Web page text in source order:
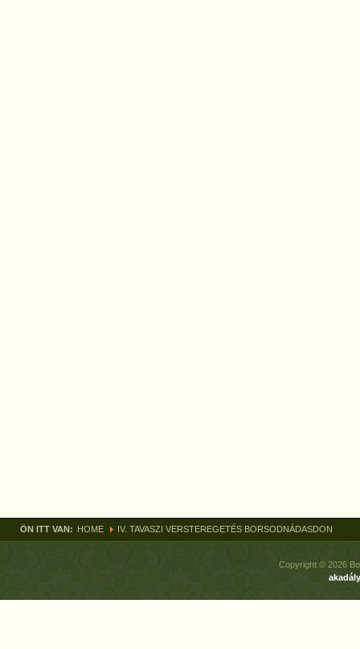
ÖN ITT VAN: HOME IV. TAVASZI VERSTEREGETÉS BORSODNÁDASDON
Copyright © 2026